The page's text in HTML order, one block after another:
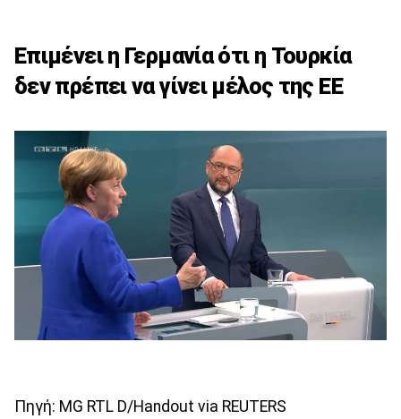
Επιμένει η Γερμανία ότι η Τουρκία
δεν πρέπει να γίνει μέλος της ΕΕ
Πηγή: MG RTL D/Handout via REUTERS